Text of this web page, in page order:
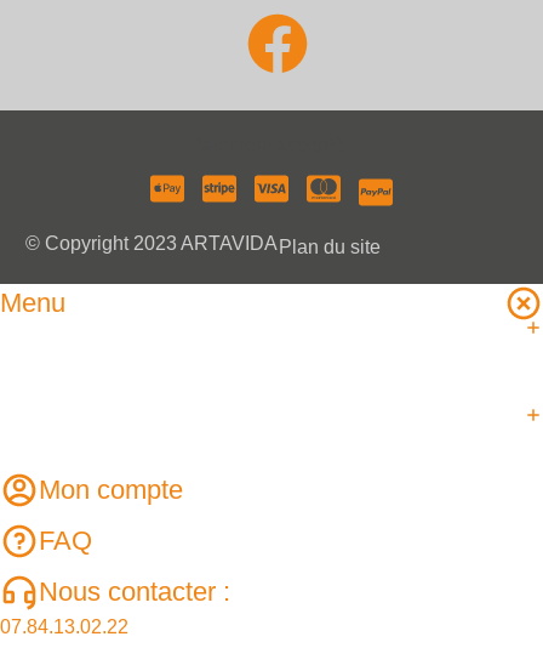
© Copyright 2023 ARTAVIDA Plan du site
Menu
Mon compte
FAQ
Nous contacter :
07.84.13.02.22